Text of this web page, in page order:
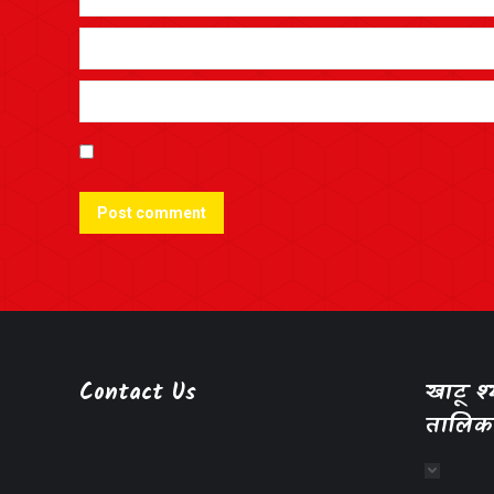
Post comment
Contact Us
खाटू